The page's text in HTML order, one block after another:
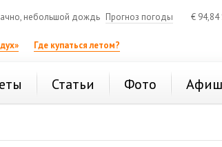
небольшой дождь Прогноз погоды € 94,84
Где купаться летом?
Статьи Фото